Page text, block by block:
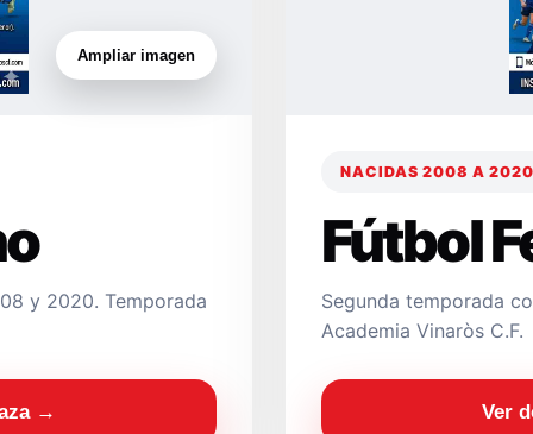
Ampliar imagen
y 2020. Temporada
→
NACIDAS 2008 A 2020
Fútbol
Segunda temporada
Academia Vinaròs C.F.
Ver